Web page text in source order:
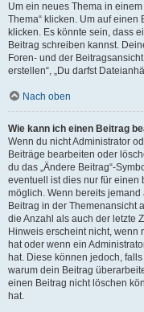
Um ein neues Thema in
Thema“ klicken. Um auf einen
klicken. Es könnte sein, dass
Beitrag schreiben kannst.
Foren- und der
erstellen“, „Du darfst
Nach oben
Wie kann ich einen Beitrag
Wenn du nicht Administrator
Beiträge bearbeiten oder
du das „Ändere Beitrag“-
eventuell ist dies nur für einen
möglich. Wenn bereits
Beitrag in der Themenansicht
die Anzahl als auch der letzte
Hinweis erscheint nicht, wenn
hat oder wenn ein
hat. Diese können jedoch,
warum dein Beitrag
einen Beitrag nicht löschen
hat.